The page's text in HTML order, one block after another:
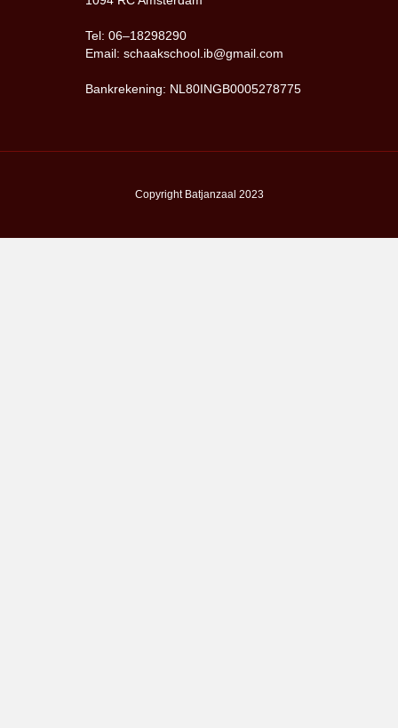
Tel: 06–18298290
Email: schaakschool.ib@gmail.com
Bankrekening: NL80INGB0005278775
Copyright Batjanzaal 2023